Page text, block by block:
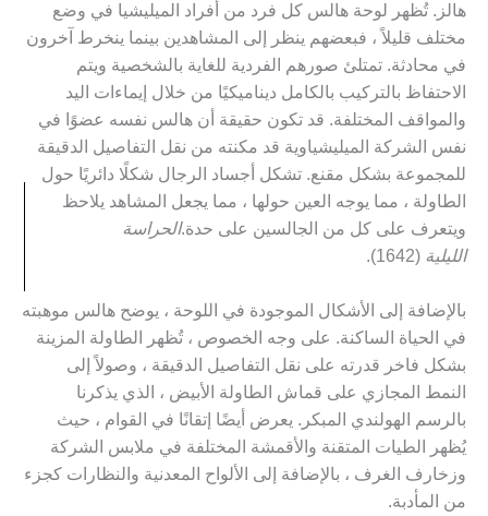
هالز. تُظهر لوحة هالس كل فرد من أفراد الميليشيا في وضع
مختلف قليلاً ، فبعضهم ينظر إلى المشاهدين بينما ينخرط آخرون
في محادثة. تمتلئ صورهم الفردية للغاية بالشخصية ويتم
الاحتفاظ بالتركيب بالكامل ديناميكيًا من خلال إيماءات اليد
والمواقف المختلفة. قد تكون حقيقة أن هالس نفسه عضوًا في
نفس الشركة الميليشياوية قد مكنته من نقل التفاصيل الدقيقة
للمجموعة بشكل مقنع. تشكل أجساد الرجال شكلًا دائريًا حول
الطاولة ، مما يوجه العين حولها ، مما يجعل المشاهد يلاحظ
ويتعرف على كل من الجالسين على حدة.الحراسة
الليلية (1642).
بالإضافة إلى الأشكال الموجودة في اللوحة ، يوضح هالس موهبته
في الحياة الساكنة. على وجه الخصوص ، تُظهر الطاولة المزينة
بشكل فاخر قدرته على نقل التفاصيل الدقيقة ، وصولاً إلى
النمط المجازي على قماش الطاولة الأبيض ، الذي يذكرنا
بالرسم الهولندي المبكر. يعرض أيضًا إتقانًا في القوام ، حيث
يُظهر الطيات المتقنة والأقمشة المختلفة في ملابس الشركة
وزخارف الغرف ، بالإضافة إلى الألواح المعدنية والنظارات كجزء
من المأدبة.